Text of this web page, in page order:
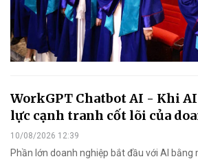
WorkGPT Chatbot AI - Khi
lực cạnh tranh cốt lõi của
10/08/2026 12:39
Phần lớn doanh nghiệp bắt đầu với AI